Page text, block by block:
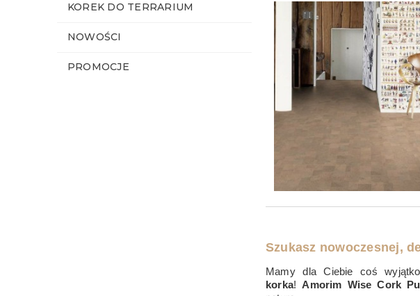
KOREK DO TERRARIUM
NOWOŚCI
PROMOCJE
Szukasz nowoczesnej,
Mamy dla Ciebie coś
korka!Amorim Wise Cork